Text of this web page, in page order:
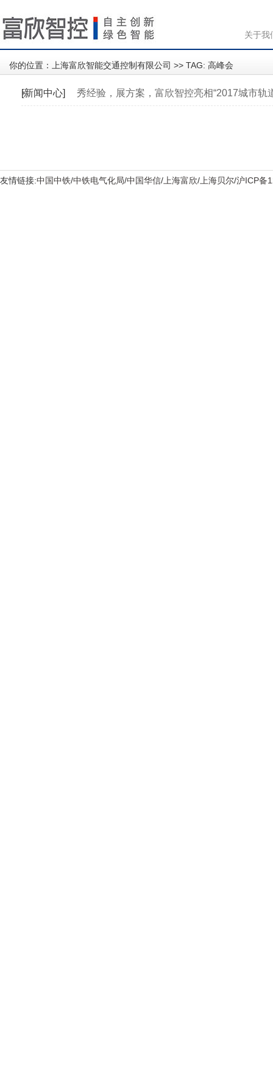
关于我
你的位置： 上海富欣智能交通控制有限公司 >> TAG: 高峰会
[新闻中心] 秀经验，展方案，富欣智控亮相“2017城市轨
友情链接:中国中铁/中铁电气化局/中国华信/ 上海富欣/ 上海贝尔/沪ICP备